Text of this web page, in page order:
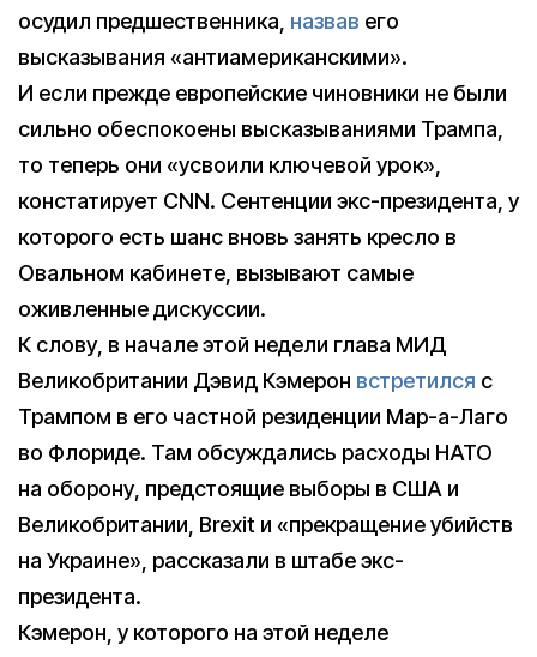
осудил предшественника, назвав его
высказывания «антиамериканскими».
И если прежде европейские чиновники не были
сильно обеспокоены высказываниями Трампа,
то теперь они «усвоили ключевой урок»,
констатирует CNN. Сентенции экс-президента, у
которого есть шанс вновь занять кресло в
Овальном кабинете, вызывают самые
оживленные дискуссии.
К слову, в начале этой недели глава МИД
Великобритании Дэвид Кэмерон встретился с
Трампом в его частной резиденции Мар-а-Лаго
во Флориде. Там обсуждались расходы НАТО
на оборону, предстоящие выборы в США и
Великобритании, Brexit и «прекращение убийств
на Украине», рассказали в штабе экс-
президента.
Кэмерон, у которого на этой неделе